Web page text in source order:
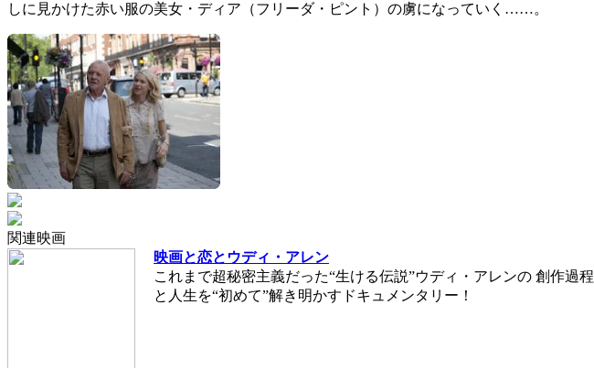
しに見かけた赤い服の美女・ディア（フリーダ・ピント）の虜になっていく……。
関連映画
映画と恋とウディ・アレン
これまで超秘密主義だった“生ける伝説”ウディ・アレンの 創作過程
と人生を“初めて”解き明かすドキュメンタリー！